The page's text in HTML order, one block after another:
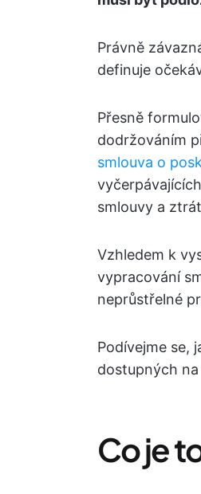
Právně
definuje
Přesně
dodržováním
smlouva o
smlouvy a
Vzhledem k
vypracování
neprůstřelné
Podívejme se,
dostupných
Co je